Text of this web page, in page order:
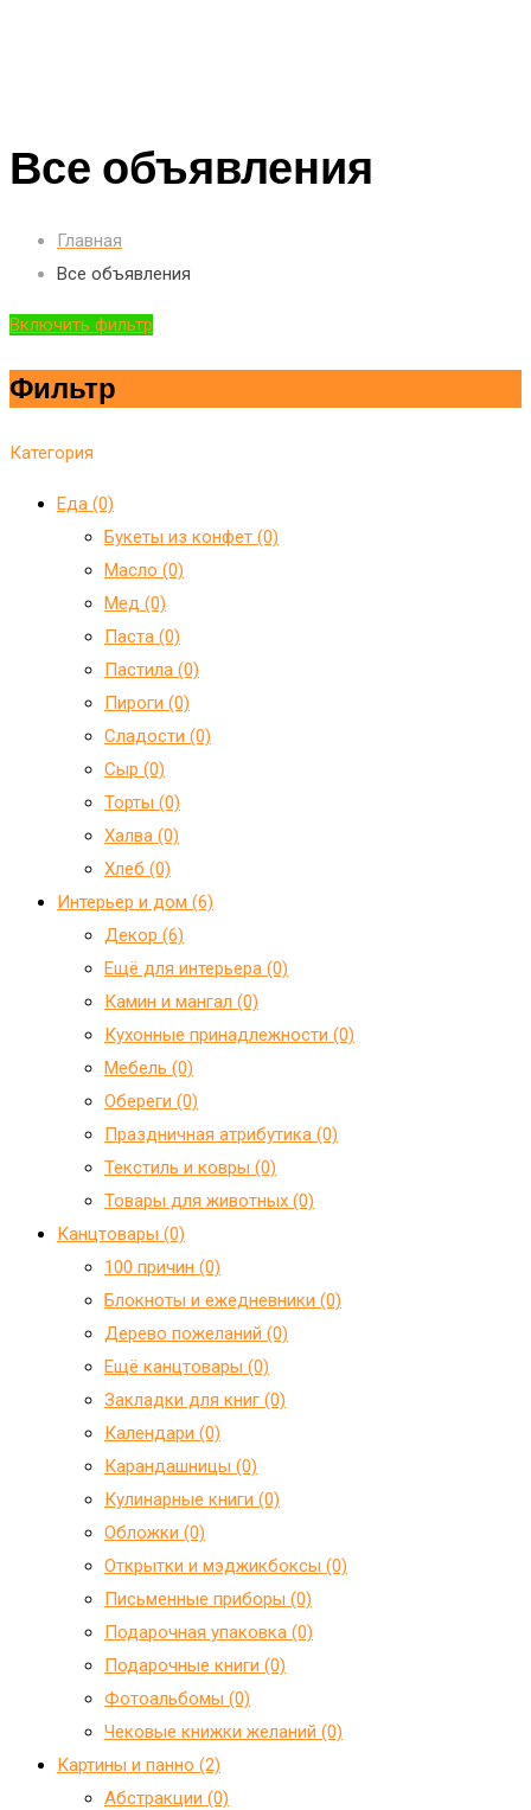
Все объявления
Главная
Все объявления
Включить фильтр
Фильтр
Категория
Еда (0)
Букеты из конфет (0)
Масло (0)
Мед (0)
Паста (0)
Пастила (0)
Пироги (0)
Сладости (0)
Сыр (0)
Торты (0)
Халва (0)
Хлеб (0)
Интерьер и дом (6)
Декор (6)
Ещё для интерьера (0)
Камин и мангал (0)
Кухонные принадлежности (0)
Мебель (0)
Обереги (0)
Праздничная атрибутика (0)
Текстиль и ковры (0)
Товары для животных (0)
Канцтовары (0)
100 причин (0)
Блокноты и ежедневники (0)
Дерево пожеланий (0)
Ещё канцтовары (0)
Закладки для книг (0)
Календари (0)
Карандашницы (0)
Кулинарные книги (0)
Обложки (0)
Открытки и мэджикбоксы (0)
Письменные приборы (0)
Подарочная упаковка (0)
Подарочные книги (0)
Фотоальбомы (0)
Чековые книжки желаний (0)
Картины и панно (2)
Абстракции (0)